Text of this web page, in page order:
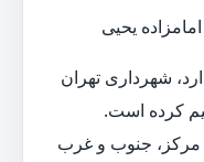
یحیی
شهرداری تهران
کرده است.
مرکز، جنوب و غرب